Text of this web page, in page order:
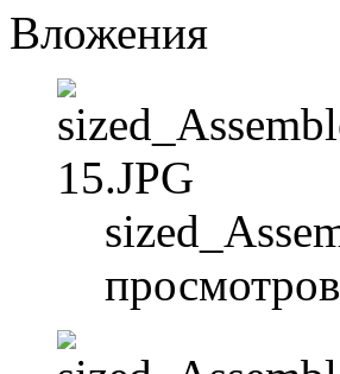
Вложения
просмотров